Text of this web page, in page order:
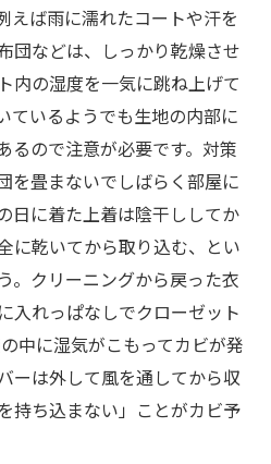
えば雨に濡れたコートや汗を
団などは、しっかり乾燥させ
内の湿度を一気に跳ね上げて
ているようでも生地の内部に
るので注意が必要です。対策
を畳まないでしばらく部屋に
日に着た上着は陰干ししてか
に乾いてから取り込む、とい
。クリーニングから戻った衣
入れっぱなしでクローゼット
中に湿気がこもってカビが発
ーは外して風を通してから収
持ち込まない」ことがカビ予